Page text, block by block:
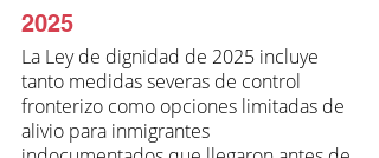
2025
La Ley de dignidad de 2025 incluye
tanto medidas severas de control
fronterizo como opciones limitadas de
alivio para inmigrantes